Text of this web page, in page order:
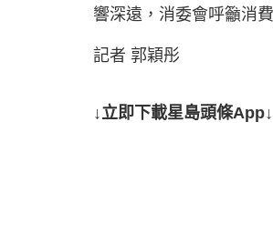
響深遠，消委會呼籲消
記者 郭穎彤
↓立即下載星島頭條App↓